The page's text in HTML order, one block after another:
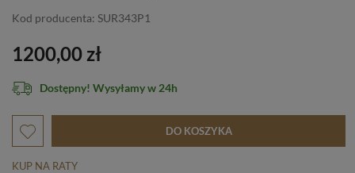
Kod producenta: SUR343P1
1200,00 zł
Dostępny! Wysyłamy w 24h
DO KOSZYKA
KUP NA RATY